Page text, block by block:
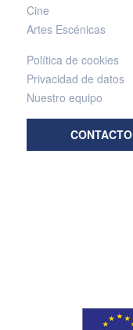
Cine
Artes Escénicas
Política de cookies
Privacidad de datos
Nuestro equipo
CONTACTO